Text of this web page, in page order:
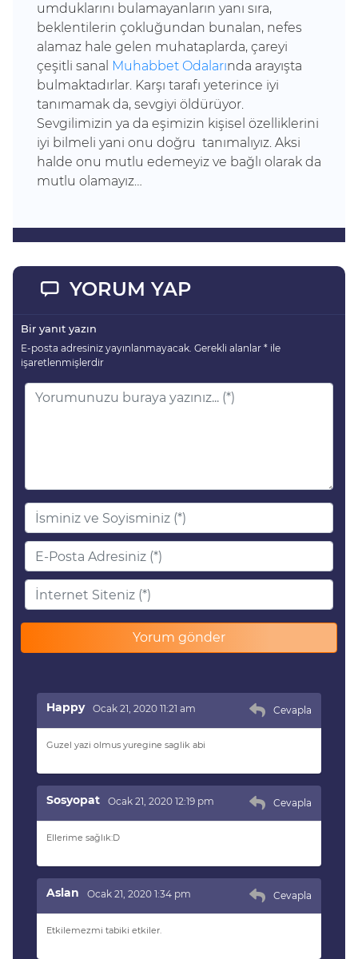
umduklarını bulamayanların yanı sıra,
beklentilerin çokluğundan bunalan, nefes
alamaz hale gelen muhataplarda, çareyi
çeşitli sanal Muhabbet Odalarında arayışta
bulmaktadırlar. Karşı tarafı yeterince iyi
tanımamak da, sevgiyi öldürüyor.
Sevgilimizin ya da eşimizin kişisel özelliklerini
iyi bilmeli yani onu doğru tanımalıyız. Aksi
halde onu mutlu edemeyiz ve bağlı olarak da
mutlu olamayız…
YORUM YAP
Bir yanıt yazın
E-posta adresiniz yayınlanmayacak. Gerekli alanlar * ile
işaretlenmişlerdir
Happy Ocak 21, 2020 11:21 am Cevapla
Guzel yazi olmus yuregine saglik abi
Sosyopat Ocak 21, 2020 12:19 pm Cevapla
Ellerime sağlık:D
Aslan Ocak 21, 2020 1:34 pm Cevapla
Etkilemezmi tabiki etkiler.